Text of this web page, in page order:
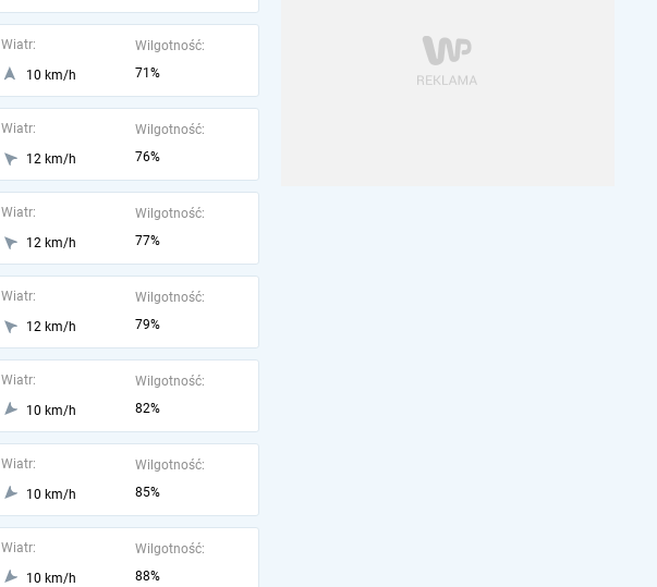
Wiatr:
10 km/h
Wilgotność:
71%
Wiatr:
12 km/h
Wilgotność:
76%
Wiatr:
12 km/h
Wilgotność:
77%
Wiatr:
12 km/h
Wilgotność:
79%
Wiatr:
10 km/h
Wilgotność:
82%
Wiatr:
10 km/h
Wilgotność:
85%
Wiatr:
10 km/h
Wilgotność:
88%